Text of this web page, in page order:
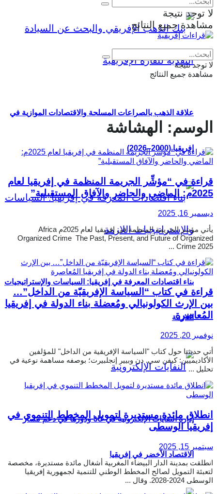
علاقة الذهب بالصراعات المسلحة والاقتصادات الموازية في
إفريقيا (2000–2026)
بناء اقتصادات المعرفة في إفريقيا: السياسات والإستراتيجيات
اللازمة
إدارة النفايات الإلكترونية في غانا ودورها في دعم مسار
الاقتصاد الأخضر في إفريقيا
لا توجد نتيجة
مشاهدة جميع النتائج
لا توجد نتيجة
مشاهدة جميع النتائج
الوسم: الهشاشة
قراءة في “مؤشِّر الجريمة المنظمة في إفريقيا لعام
2025م: الماضي والحاضر والآفاق المستقبلية”
ديسمبر 16, 2025
يأتي مؤشر الجريمة المنظمة في إفريقيا لعام 2025م Africa
Organized Crime The Past, Present, and Future of Organized
Crime 2025 ...
قراءة في كتاب “السياسة الإفريقيّة من الداخل”…
بين الإرث الكولونيالي ومُعضلة بناء الدولة في إفريقيا
المُعاصرة
نوفمبر 20, 2025
أتي حديثنا حول كتاب "السياسة الإفريقية من الداخل" للمؤلفين
الأكاديميين: كيفن سي. دن وبيير إنجلبيرت؛ بوصفه مساهمة نوعية في
تحليل ...
انطلاق مائدة مستديرة لتمويل المخطط التنموي في
إفريقيا الوسطى
سبتمبر 15, 2025
انطلقت بمدينة الدار البيضاء المغربية أشغال مائدة مستديرة، مخصصة
لتعبئة التمويل لصالح المخطط الوطني للتنمية لجمهورية إفريقيا
الوسطى 2024-2028. وقال ...